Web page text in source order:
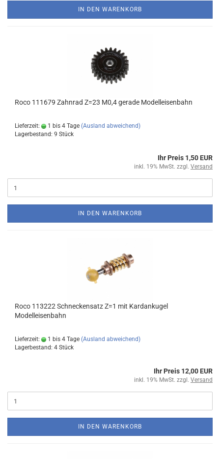
IN DEN WARENKORB
Roco 111679 Zahnrad Z=23 M0,4 gerade Modelleisenbahn
Lieferzeit: 1 bis 4 Tage (Ausland abweichend)
Lagerbestand: 9 Stück
Ihr Preis 1,50 EUR
inkl. 19% MwSt. zzgl. Versand
IN DEN WARENKORB
Roco 113222 Schneckensatz Z=1 mit Kardankugel
Modelleisenbahn
Lieferzeit: 1 bis 4 Tage (Ausland abweichend)
Lagerbestand: 4 Stück
Ihr Preis 12,00 EUR
inkl. 19% MwSt. zzgl. Versand
IN DEN WARENKORB